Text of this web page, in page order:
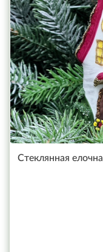
Стеклянная